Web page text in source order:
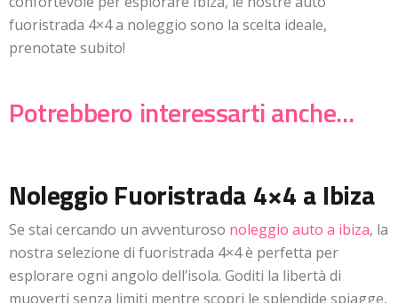
fuoristrada 4×4 a noleggio sono la scelta ideale,
prenotate subito!
Potrebbero interessarti anche...
Noleggio Fuoristrada 4×4 a Ibiza
Se stai cercando un avventuroso noleggio auto a ibiza, la
nostra selezione di fuoristrada 4×4 è perfetta per
esplorare ogni angolo dell’isola. Goditi la libertà di
muoverti senza limiti mentre scopri le splendide spiagge,